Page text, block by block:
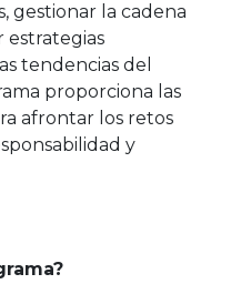
gestionar la cadena
estrategias
tendencias del
proporciona las
afrontar los retos
y